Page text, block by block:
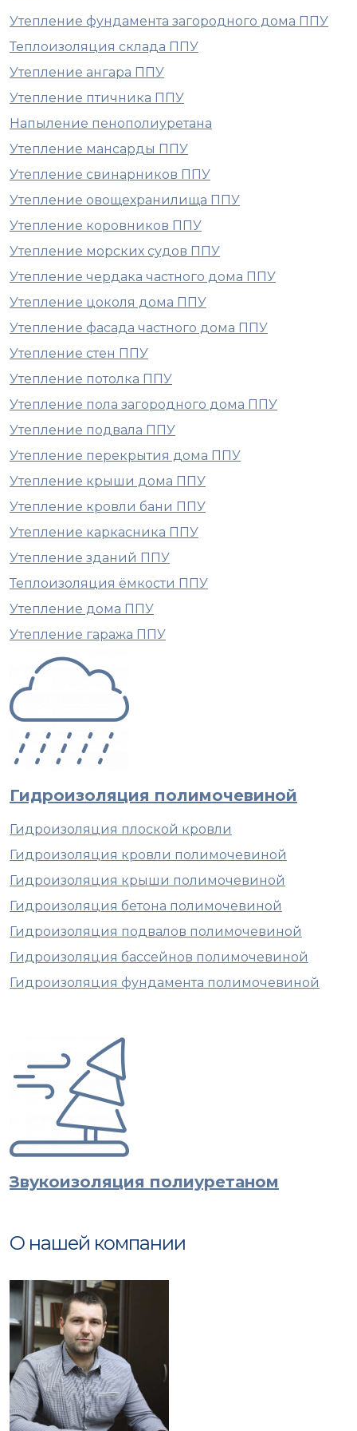
Утепление фундамента загородного дома ППУ
Теплоизоляция склада ППУ
Утепление ангара ППУ
Утепление птичника ППУ
Напыление пенополиуретана
Утепление мансарды ППУ
Утепление свинарников ППУ
Утепление овощехранилища ППУ
Утепление коровников ППУ
Утепление морских судов ППУ
Утепление чердака частного дома ППУ
Утепление цоколя дома ППУ
Утепление фасада частного дома ППУ
Утепление стен ППУ
Утепление потолка ППУ
Утепление пола загородного дома ППУ
Утепление подвала ППУ
Утепление перекрытия дома ППУ
Утепление крыши дома ППУ
Утепление кровли бани ППУ
Утепление каркасника ППУ
Утепление зданий ППУ
Теплоизоляция ёмкости ППУ
Утепление дома ППУ
Утепление гаража ППУ
Гидроизоляция полимочевиной
Гидроизоляция плоской кровли
Гидроизоляция кровли полимочевиной
Гидроизоляция крыши полимочевиной
Гидроизоляция бетона полимочевиной
Гидроизоляция подвалов полимочевиной
Гидроизоляция бассейнов полимочевиной
Гидроизоляция фундамента полимочевиной
Звукоизоляция полиуретаном
О нашей компании